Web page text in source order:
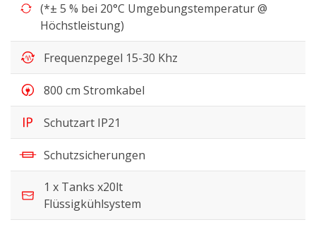
(*± 5 % bei 20°C Umgebungstemperatur @
Höchstleistung)
Frequenzpegel 15-30 Khz
800 cm Stromkabel
Schutzart IP21
Schutzsicherungen
1 x Tanks x20lt
Flüssigkühlsystem